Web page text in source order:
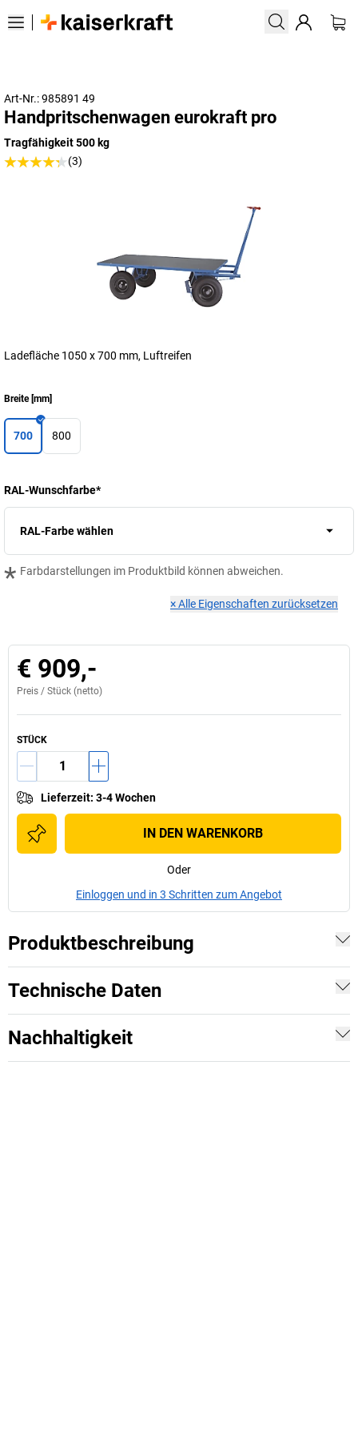
Art-Nr.: 985891 49
Handpritschenwagen eurokraft pro
Tragfähigkeit 500 kg
(3)
Ladefläche 1050 x 700 mm, Luftreifen
Breite[mm]
700 800
RAL-Wunschfarbe*
RAL-Farbe wählen
* Farbdarstellungen im Produktbild können abweichen.
×Alle Eigenschaften zurücksetzen
€ 909,-
Preis / Stück (netto)
STÜCK
Lieferzeit: 3-4 Wochen
IN DEN WARENKORB
Oder
Einloggen und in 3 Schritten zum Angebot
Produktbeschreibung
Technische Daten
Nachhaltigkeit